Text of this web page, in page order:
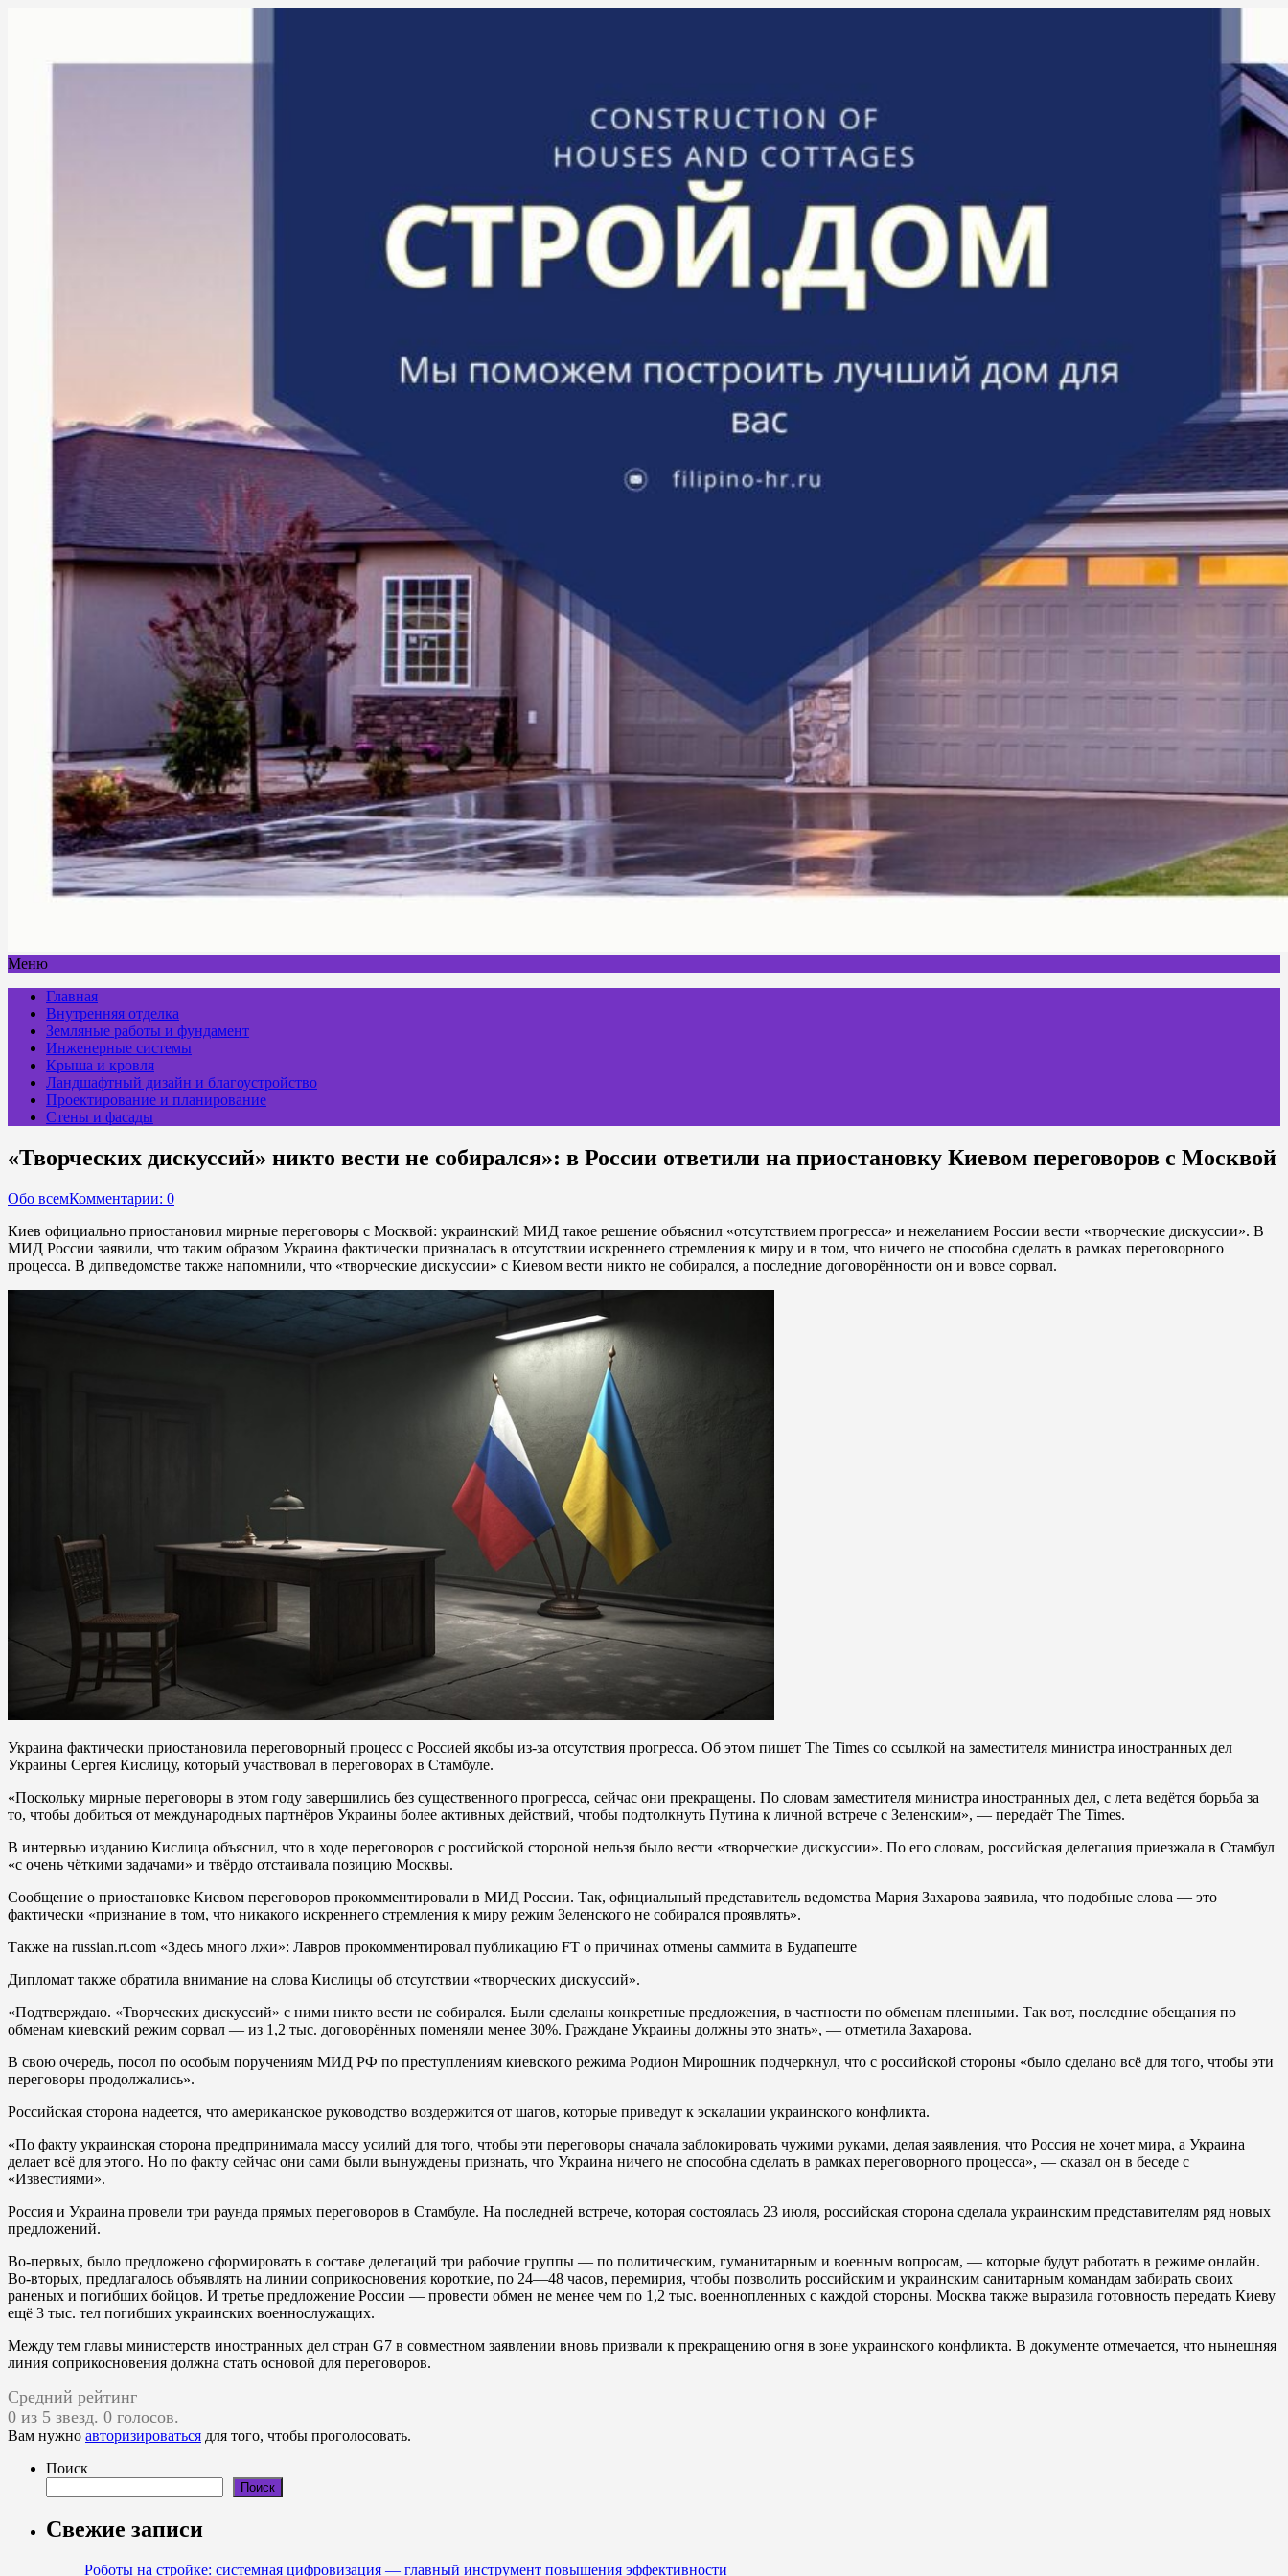
Меню
Главная
Внутренняя отделка
Земляные работы и фундамент
Инженерные системы
Крыша и кровля
Ландшафтный дизайн и благоустройство
Проектирование и планирование
Стены и фасады
«Творческих дискуссий» никто вести не собирался»: в России ответили на приостановку Киевом переговоров с Москвой
Обо всемКомментарии: 0
Киев официально приостановил мирные переговоры с Москвой: украинский МИД такое решение объяснил «отсутствием прогресса» и нежеланием России вести «творческие дискуссии». В
МИД России заявили, что таким образом Украина фактически призналась в отсутствии искреннего стремления к миру и в том, что ничего не способна сделать в рамках переговорного
процесса. В дипведомстве также напомнили, что «творческие дискуссии» с Киевом вести никто не собирался, а последние договорённости он и вовсе сорвал.
Украина фактически приостановила переговорный процесс с Россией якобы из-за отсутствия прогресса. Об этом пишет The Times со ссылкой на заместителя министра иностранных дел
Украины Сергея Кислицу, который участвовал в переговорах в Стамбуле.
«Поскольку мирные переговоры в этом году завершились без существенного прогресса, сейчас они прекращены. По словам заместителя министра иностранных дел, с лета ведётся борьба за
то, чтобы добиться от международных партнёров Украины более активных действий, чтобы подтолкнуть Путина к личной встрече с Зеленским», — передаёт The Times.
В интервью изданию Кислица объяснил, что в ходе переговоров с российской стороной нельзя было вести «творческие дискуссии». По его словам, российская делегация приезжала в Стамбул
«с очень чёткими задачами» и твёрдо отстаивала позицию Москвы.
Сообщение о приостановке Киевом переговоров прокомментировали в МИД России. Так, официальный представитель ведомства Мария Захарова заявила, что подобные слова — это
фактически «признание в том, что никакого искреннего стремления к миру режим Зеленского не собирался проявлять».
Также на russian.rt.com «Здесь много лжи»: Лавров прокомментировал публикацию FT о причинах отмены саммита в Будапеште
Дипломат также обратила внимание на слова Кислицы об отсутствии «творческих дискуссий».
«Подтверждаю. «Творческих дискуссий» с ними никто вести не собирался. Были сделаны конкретные предложения, в частности по обменам пленными. Так вот, последние обещания по
обменам киевский режим сорвал — из 1,2 тыс. договорённых поменяли менее 30%. Граждане Украины должны это знать», — отметила Захарова.
В свою очередь, посол по особым поручениям МИД РФ по преступлениям киевского режима Родион Мирошник подчеркнул, что с российской стороны «было сделано всё для того, чтобы эти
переговоры продолжались».
Российская сторона надеется, что американское руководство воздержится от шагов, которые приведут к эскалации украинского конфликта.
«По факту украинская сторона предпринимала массу усилий для того, чтобы эти переговоры сначала заблокировать чужими руками, делая заявления, что Россия не хочет мира, а Украина
делает всё для этого. Но по факту сейчас они сами были вынуждены признать, что Украина ничего не способна сделать в рамках переговорного процесса», — сказал он в беседе с
«Известиями».
Россия и Украина провели три раунда прямых переговоров в Стамбуле. На последней встрече, которая состоялась 23 июля, российская сторона сделала украинским представителям ряд новых
предложений.
Во-первых, было предложено сформировать в составе делегаций три рабочие группы — по политическим, гуманитарным и военным вопросам, — которые будут работать в режиме онлайн.
Во-вторых, предлагалось объявлять на линии соприкосновения короткие, по 24—48 часов, перемирия, чтобы позволить российским и украинским санитарным командам забирать своих
раненых и погибших бойцов. И третье предложение России — провести обмен не менее чем по 1,2 тыс. военнопленных с каждой стороны. Москва также выразила готовность передать Киеву
ещё 3 тыс. тел погибших украинских военнослужащих.
Между тем главы министерств иностранных дел стран G7 в совместном заявлении вновь призвали к прекращению огня в зоне украинского конфликта. В документе отмечается, что нынешняя
линия соприкосновения должна стать основой для переговоров.
Средний рейтинг
0 из 5 звезд. 0 голосов.
Вам нужно авторизироваться для того, чтобы проголосовать.
Поиск
Поиск
Свежие записи
Роботы на стройке: системная цифровизация — главный инструмент повышения эффективности